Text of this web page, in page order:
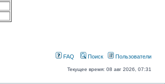
FAQ Поиск Пользователи
Текущее время: 08 авг 2026, 07:31